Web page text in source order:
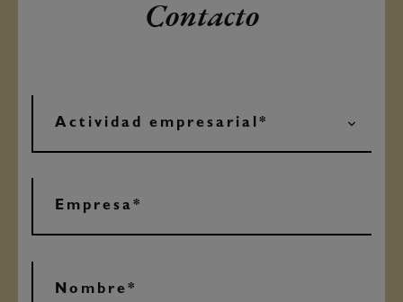
Contacto